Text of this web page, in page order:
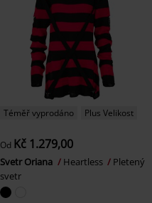
Téměř vyprodáno Plus Velikost
Od Kč 1.279,00
Svetr Oriana Heartless
Pletený
svetr